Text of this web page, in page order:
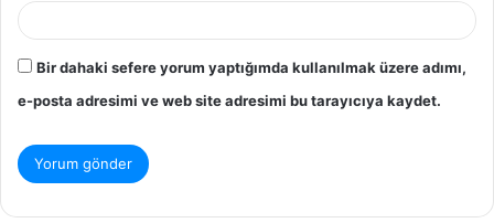
Bir dahaki sefere yorum yaptığımda kullanılmak üzere adımı,
e-posta adresimi ve web site adresimi bu tarayıcıya kaydet.